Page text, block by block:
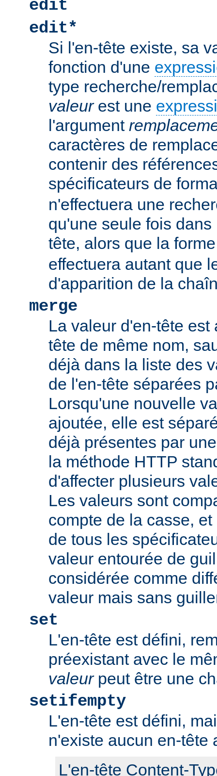
edit
edit*
Si l'en-tête existe, sa
fonction d'une
type recherche/
valeurest une
l'argument
caractères de
contenir des
spécificateurs de
n'effectuera une
qu'une seule fois
tête, alors que la
effectuera autant que
d'apparition de la
merge
La valeur d'en-tête est
tête de même nom,
déjà dans la liste des
de l'en-tête séparées
Lorsqu'une nouvelle
ajoutée, elle est
déjà présentes par
la méthode HTTP
d'affecter plusieurs
Les valeurs sont
compte de la casse,
de tous les
valeur entourée de
considérée comme
valeur mais sans
set
L'en-tête est défini,
préexistant avec le
valeurpeut être une
setifempty
L'en-tête est défini,
n'existe aucun en-tête
L'en-tête Content-